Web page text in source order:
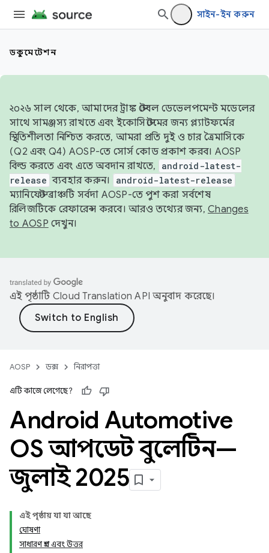
সাইন-ইন করুন
ডকুমেন্টেশন
২০২৬ সাল থেকে, আমাদের ট্রাঙ্ক স্টেবল ডেভেলপমেন্ট মডেলের
সাথে সামঞ্জস্য রাখতে এবং ইকোসিস্টেমের জন্য প্ল্যাটফর্মের
স্থিতিশীলতা নিশ্চিত করতে, আমরা প্রতি দুই ও চার ত্রৈমাসিকে
(Q2 এবং Q4) AOSP-তে সোর্স কোড প্রকাশ করব। AOSP
বিল্ড করতে এবং এতে অবদান রাখতে,
android-latest-
release ব্যবহার করুন। android-latest-release
ম্যানিফেস্ট ব্রাঞ্চটি সর্বদা AOSP-তে পুশ করা সর্বশেষ
রিলিজটিকে রেফারেন্স করবে। আরও তথ্যের জন্য, Changes
to AOSP দেখুন।
এই পৃষ্ঠাটি Cloud Translation API অনুবাদ করেছে।
AOSP ডক্স নিরাপত্তা
এটি কাজে লেগেছে?
Android Automotive
OS আপডেট বুলেটিন—
জুলাই 2025
এই পৃষ্ঠায় যা যা আছে
ঘোষণা
সাধারণ প্রশ্ন এবং উত্তর